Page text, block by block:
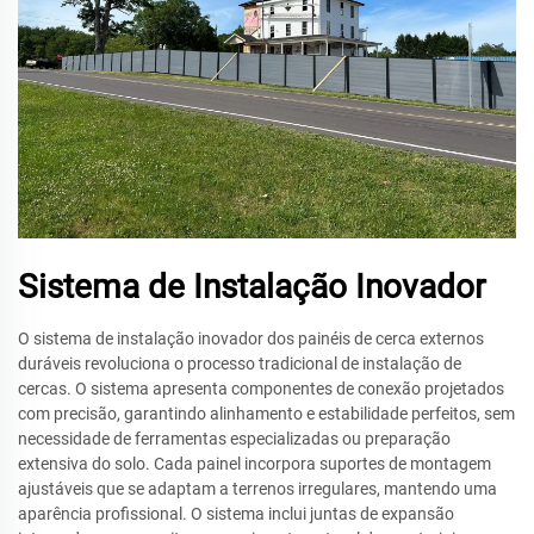
Sistema de Instalação Inovador
O sistema de instalação inovador dos painéis de cerca externos
duráveis revoluciona o processo tradicional de instalação de
cercas. O sistema apresenta componentes de conexão projetados
com precisão, garantindo alinhamento e estabilidade perfeitos, sem
necessidade de ferramentas especializadas ou preparação
extensiva do solo. Cada painel incorpora suportes de montagem
ajustáveis que se adaptam a terrenos irregulares, mantendo uma
aparência profissional. O sistema inclui juntas de expansão